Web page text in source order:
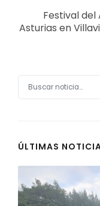
Festival del
Asturias en
ÚLTIMAS